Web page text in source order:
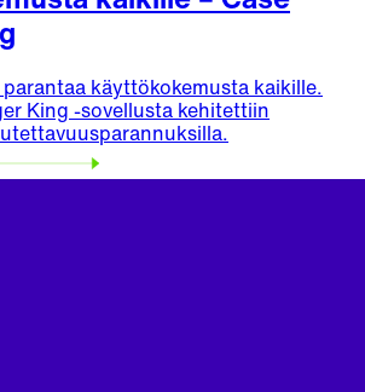
käyttökokemusta kaikille.
King -sovellusta kehitettiin